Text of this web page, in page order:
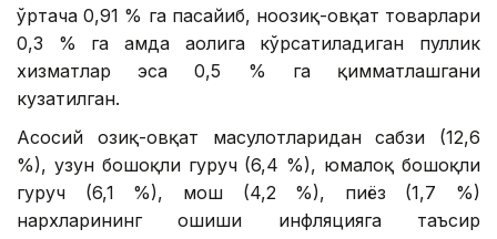
ўртача 0,91 % га пасайиб, ноозиқ-овқат товарлари
0,3 % га ҳамда аҳолига кўрсатиладиган пуллик
хизматлар эса 0,5 % га қимматлашгани
кузатилган.
Асосий озиқ-овқат маҳсулотларидан сабзи (12,6
%), узун бошоқли гуруч (6,4 %), юмалоқ бошоқли
гуруч (6,1 %), мош (4,2 %), пиёз (1,7 %)
нархларининг ошиши инфляцияга таъсир